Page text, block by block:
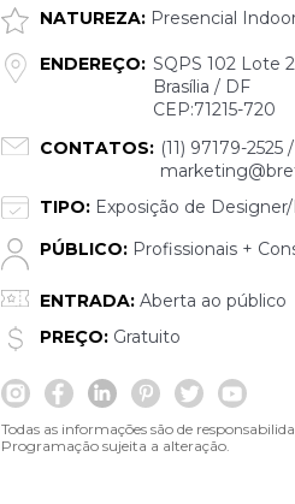
NATUREZA: Presencial
ENDEREÇO: SQPS 102 Lote
Brasília / DF
CEP:71215-720
CONTATOS: (11) 97179-2525 /
TIPO: Exposição de
PÚBLICO: Profissionais +
ENTRADA: Aberta ao público
PREÇO: Gratuito
Todas as informações são de
Programação sujeita a alteração.